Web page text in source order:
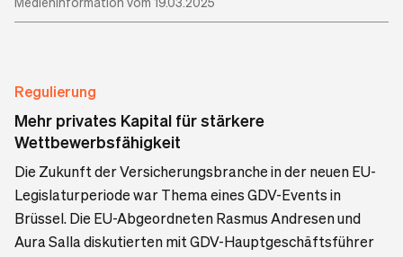
Regulierung
Mehr privates Kapital für stärkere
Wettbewerbsfähigkeit
Die Zukunft der Versicherungsbranche in der neuen EU-
Legislaturperiode war Thema eines GDV-Events in
Brüssel. Die EU-Abgeordneten Rasmus Andresen und
Aura Salla diskutierten mit GDV-Hauptgeschäftsführer